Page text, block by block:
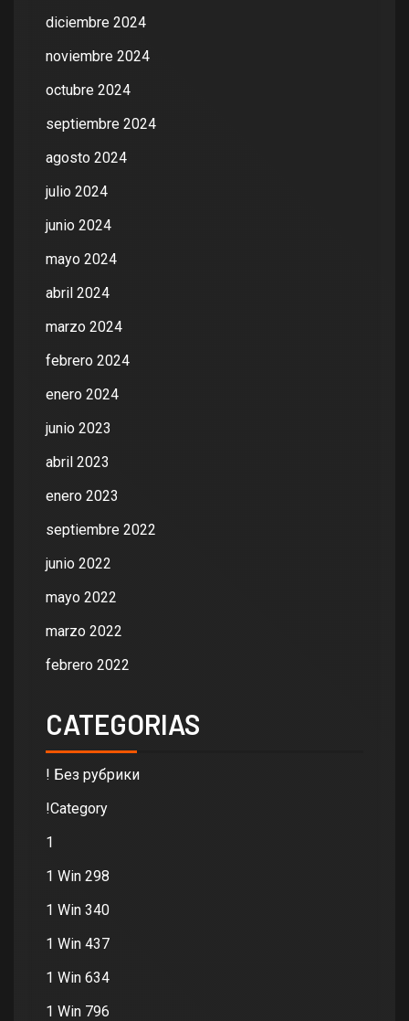
diciembre 2024
noviembre 2024
octubre 2024
septiembre 2024
agosto 2024
julio 2024
junio 2024
mayo 2024
abril 2024
marzo 2024
febrero 2024
enero 2024
junio 2023
abril 2023
enero 2023
septiembre 2022
junio 2022
mayo 2022
marzo 2022
febrero 2022
CATEGORIAS
! Без рубрики
!Category
1
1 Win 298
1 Win 340
1 Win 437
1 Win 634
1 Win 796